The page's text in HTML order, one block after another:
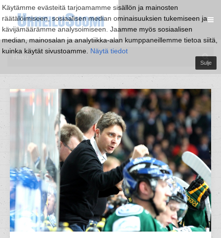
Käytämme evästeitä tarjoamamme sisällön ja mainosten
räätälöimiseen, sosiaalisen median ominaisuuksien tukemiseen ja
kävijämäärämme analysoimiseen. Jaamme myös sosiaalisen
median, mainosalan ja analytiikka-alan kumppaneillemme tietoa siitä,
kuinka käytät sivustoamme. Näytä tiedot
Sulje